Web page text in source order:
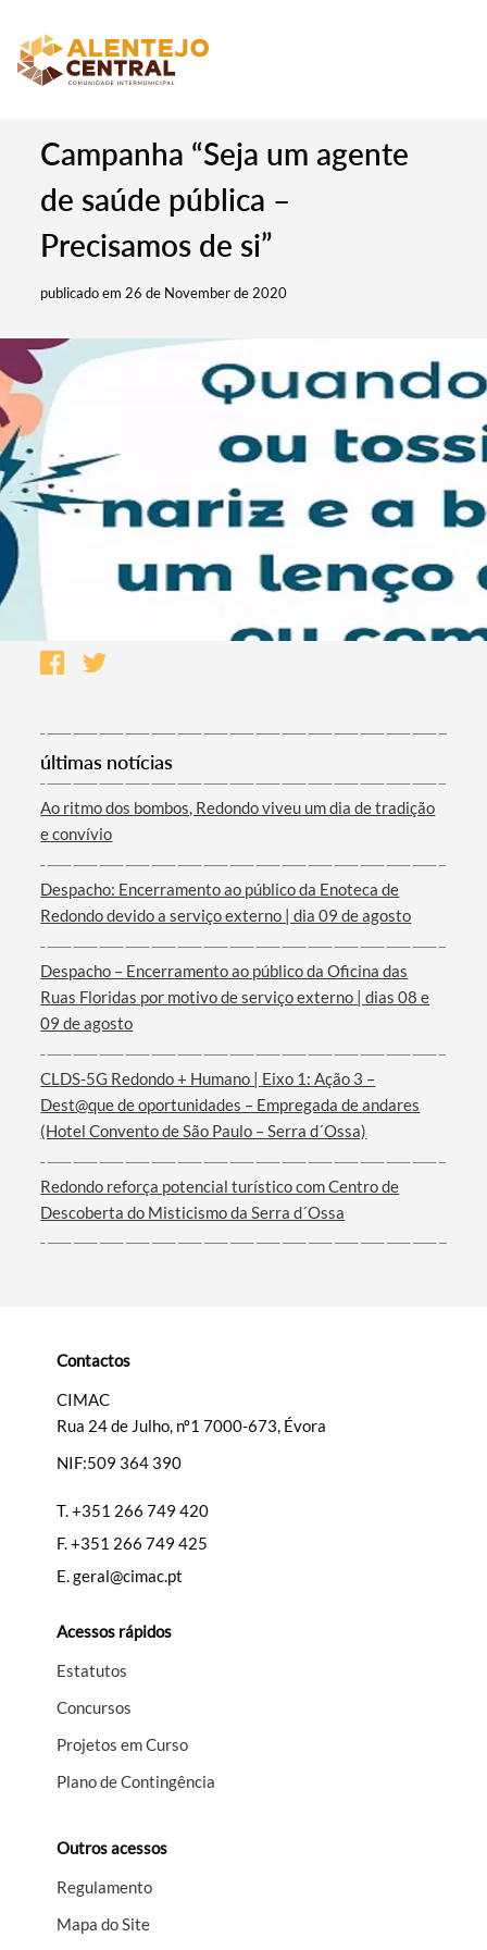
Termo de Pesquisa
Campanha “Seja um agente
de saúde pública –
Precisamos de si”
publicado em 26 de November de 2020
últimas notícias
Ao ritmo dos bombos, Redondo viveu um dia de tradição
e convívio
Despacho: Encerramento ao público da Enoteca de
Redondo devido a serviço externo | dia 09 de agosto
Despacho – Encerramento ao público da Oficina das
Ruas Floridas por motivo de serviço externo | dias 08 e
09 de agosto
CLDS-5G Redondo + Humano | Eixo 1: Ação 3 –
Dest@que de oportunidades – Empregada de andares
(Hotel Convento de São Paulo – Serra d´Ossa)
Redondo reforça potencial turístico com Centro de
Descoberta do Misticismo da Serra d´Ossa
Contactos
CIMAC
Rua 24 de Julho, nº1 7000-673, Évora
NIF:509 364 390
T.+351 266 749 420
F.+351 266 749 425
E.geral@cimac.pt
Acessos rápidos
Estatutos
Concursos
Projetos em Curso
Plano de Contingência
Outros acessos
Regulamento
Mapa do Site